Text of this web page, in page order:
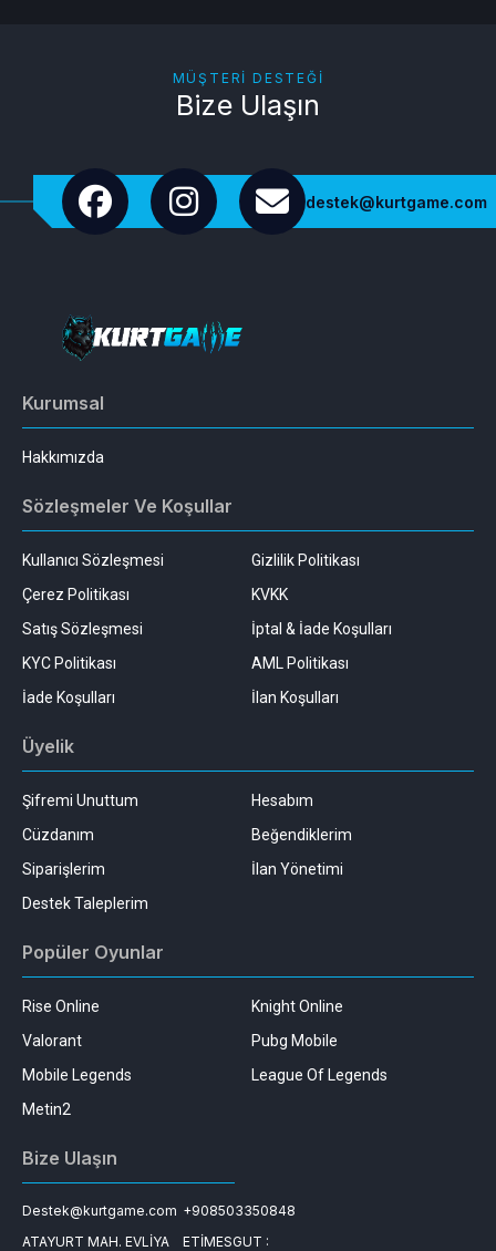
MÜŞTERI DESTEĞI
Bize Ulaşın
destek@kurtgame.com
Kurumsal
Hakkımızda
Sözleşmeler Ve Koşullar
Kullanıcı Sözleşmesi
Gizlilik Politikası
Çerez Politikası
KVKK
Satış Sözleşmesi
İptal & İade Koşulları
KYC Politikası
AML Politikası
İade Koşulları
İlan Koşulları
Üyelik
Şifremi Unuttum
Hesabım
Cüzdanım
Beğendiklerim
Siparişlerim
İlan Yönetimi
Destek Taleplerim
Popüler Oyunlar
Rise Online
Knight Online
Valorant
Pubg Mobile
Mobile Legends
League Of Legends
Metin2
Bize Ulaşın
Destek@kurtgame.com +908503350848
ATAYURT MAH. EVLİYA
ETİMESGUT :